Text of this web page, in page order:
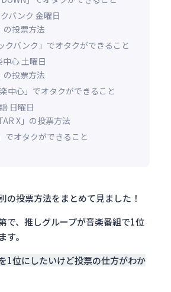
バンク 金曜日
の投票方法
クバンク」でオタクができること
心 土曜日
の投票方法
楽中心」でオタクができること
日曜日
X」の投票方法
でオタクができること
の投票方法をまとめて見ました！
で、推しグループが音楽番組で1位
す。
1位にしたいけど投票の仕方がわか